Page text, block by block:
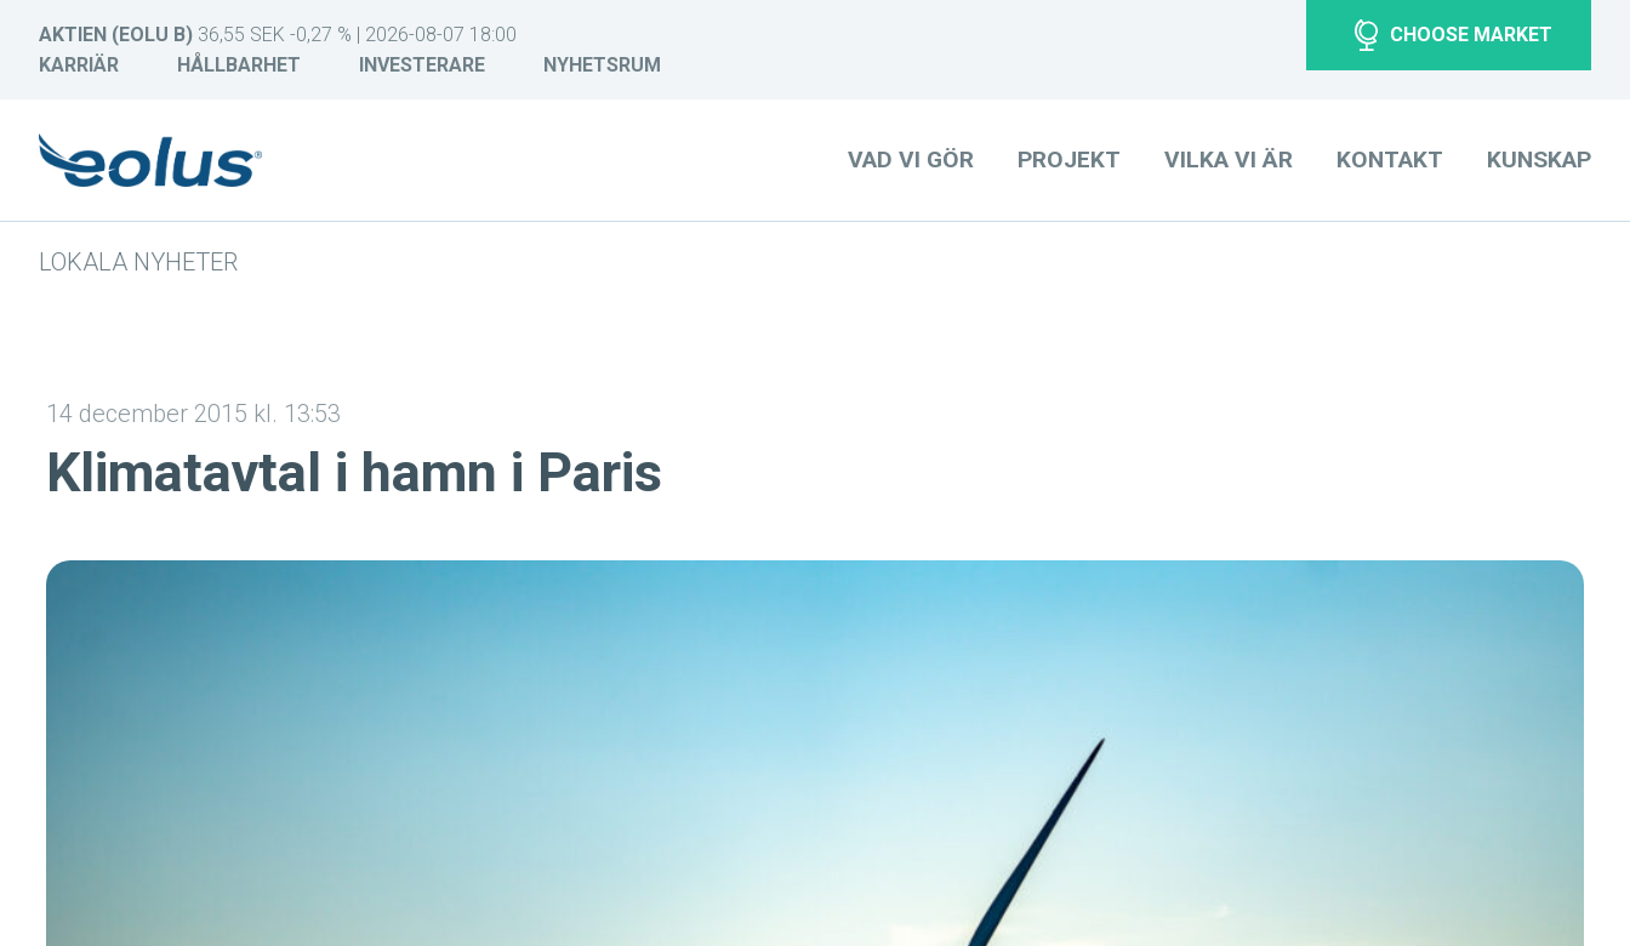
AKTIEN (EOLU B) 36,55 SEK -0,27 % | 2026-08-07 18:00
KARRIÄR
HÅLLBARHET INVESTERARE NYHETSRUM
CHOOSE MARKET
LOKALA NYHETER
VAD VI GÖR PROJEKT VILKA VI ÄR KONTAKT KUNSKAP
14 december 2015 kl. 13:53
Klimatavtal i hamn i Paris